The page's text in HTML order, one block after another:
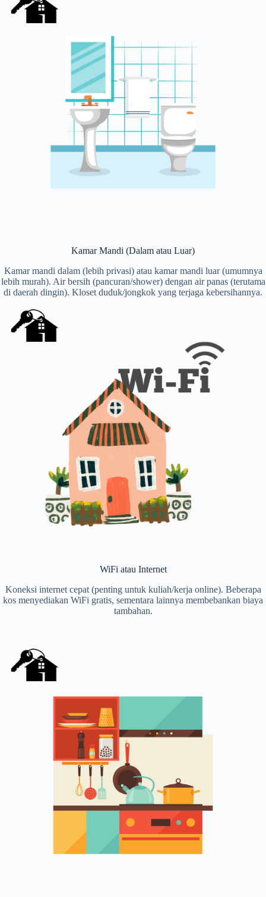
Kamar Mandi (Dalam atau Luar)
Kamar mandi dalam (lebih privasi) atau kamar mandi luar (umumnya
lebih murah). Air bersih (pancuran/shower) dengan air panas (terutama
di daerah dingin). Kloset duduk/jongkok yang terjaga kebersihannya.
WiFi atau Internet
Koneksi internet cepat (penting untuk kuliah/kerja online). Beberapa
kos menyediakan WiFi gratis, sementara lainnya membebankan biaya
tambahan.